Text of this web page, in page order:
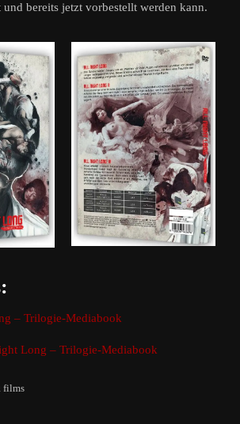
und bereits jetzt vorbestellt werden kann.
– Trilogie-Mediabook
Long – Trilogie-Mediabook
films